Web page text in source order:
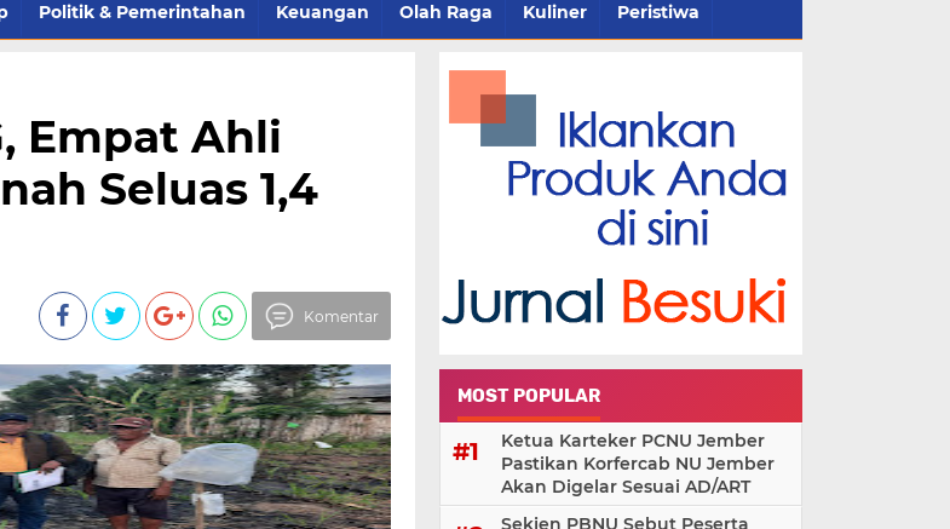
Politik & Pemerintahan Keuangan Olah Raga Kuliner Peristiwa
Empat Ahli
Seluas 1,4
Komentar
MOST POPULAR
Ketua Karteker PCNU Jember
Pastikan Korfercab NU Jember
Akan Digelar Sesuai AD/ART
Sekjen PBNU Sebut Peserta